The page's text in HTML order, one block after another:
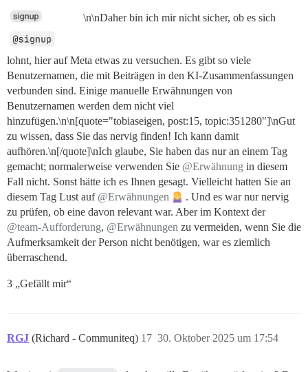
\n\nDaher bin ich mir nicht sicher, ob es sich
lohnt, hier auf Meta etwas zu versuchen. Es gibt so viele
Benutzernamen, die mit Beiträgen in den KI-Zusammenfassungen
verbunden sind. Einige manuelle Erwähnungen von
Benutzernamen werden dem nicht viel
hinzufügen.\n\n[quote="tobiaseigen, post:15, topic:351280"]\nGut
zu wissen, dass Sie das nervig finden! Ich kann damit
aufhören.\n[/quote]\nIch glaube, Sie haben das nur an einem Tag
gemacht; normalerweise verwenden Sie @Erwähnung in diesem
Fall nicht. Sonst hätte ich es Ihnen gesagt. Vielleicht hatten Sie an
diesem Tag Lust auf @Erwähnungen
. Und es war nur nervig
zu prüfen, ob eine davon relevant war. Aber im Kontext der
@team-Aufforderung, @Erwähnungen zu vermeiden, wenn Sie die
Aufmerksamkeit der Person nicht benötigen, war es ziemlich
überraschend.
3 „Gefällt mir“
RGJ (Richard - Communiteq) 30. Oktober 2025 um 17:54
17